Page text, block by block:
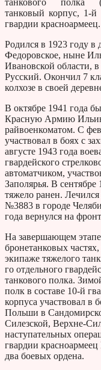
танковый корпус, 1-
гвардии красноармеец.
Родился в 1923 году в
Федоровское, ныне
Ивановской области, в
Русский. Окончил 7
колхозе в своей
В октябре 1941 года
Красную Армию
райвоенкоматом. С
участвовал в боях с
августе 1943 года
гвардейского
автоматчиком,
Заполярья. В сентябре
тяжело ранен. Лечился
№3883 в городе
года вернулся на
На завершающем
бронетанковых
экипаже тяжелого
го отдельного
танкового полка.
полк в составе 10-й
корпуса участвовал в
Польши в
Силезской, Верхне-
наступательных
гвардии
два боевых ордена.